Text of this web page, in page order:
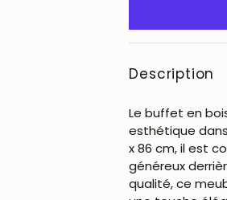
Description
Le buffet en
esthétique
x 86 cm, il est
généreux
qualité, ce